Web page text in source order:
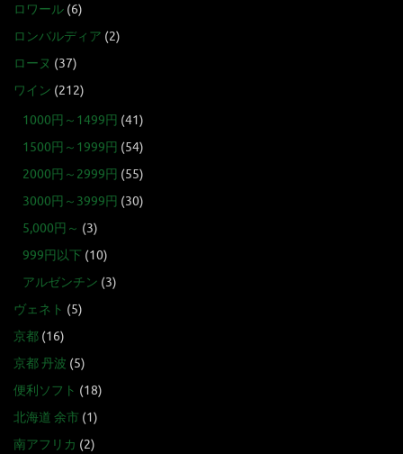
ロワール (6)
ロンバルディア (2)
ローヌ (37)
ワイン (212)
1000円～1499円 (41)
1500円～1999円 (54)
2000円～2999円 (55)
3000円～3999円 (30)
5,000円～ (3)
999円以下 (10)
アルゼンチン (3)
ヴェネト (5)
京都 (16)
京都 丹波 (5)
便利ソフト (18)
北海道 余市 (1)
南アフリカ (2)